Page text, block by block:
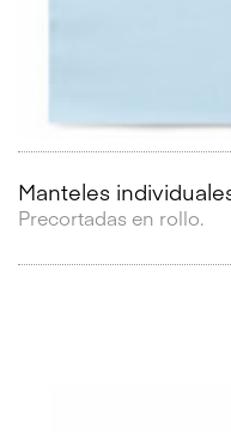
Manteles
Precortadas en rollo.